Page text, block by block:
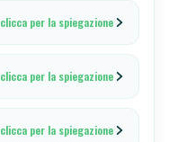
clicca per la spiegazione
clicca per la spiegazione
clicca per la spiegazione